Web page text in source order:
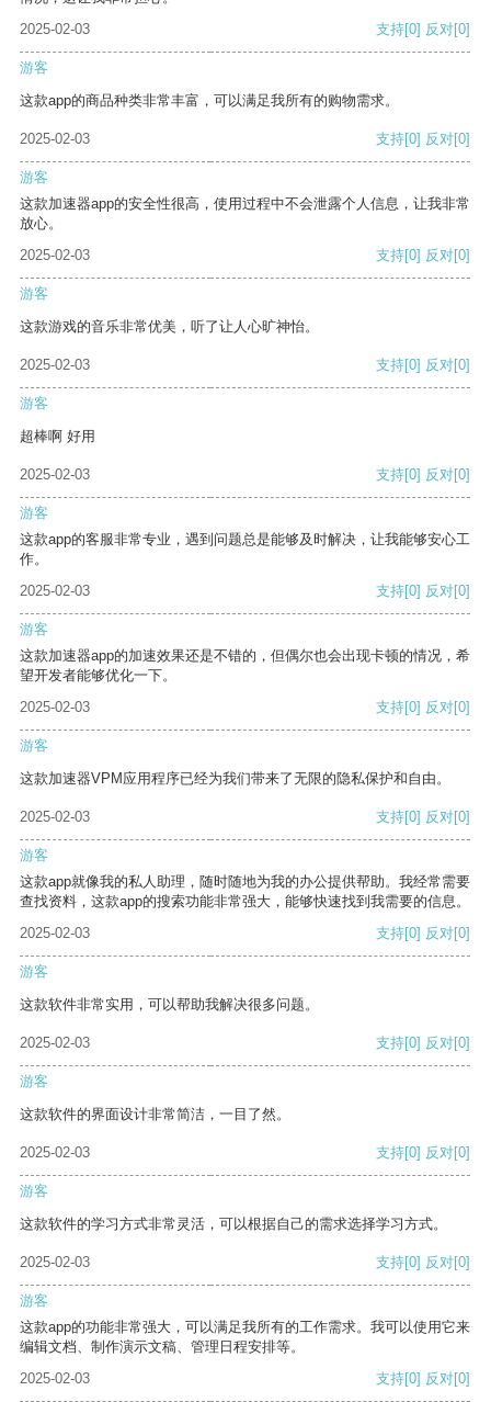
2025-02-03
支持[0] 反对[0]
游客
这款app的商品种类非常丰富，可以满足我所有的购物需求。
2025-02-03 支持[0] 反对[0]
游客
这款加速器app的安全性很高，使用过程中不会泄露个人信息，让我非常
放心。
2025-02-03
支持[0] 反对[0]
游客
这款游戏的音乐非常优美，听了让人心旷神怡。
2025-02-03 支持[0] 反对[0]
游客
超棒啊 好用
2025-02-03 支持[0] 反对[0]
游客
这款app的客服非常专业，遇到问题总是能够及时解决，让我能够安心工
作。
2025-02-03
支持[0] 反对[0]
游客
这款加速器app的加速效果还是不错的，但偶尔也会出现卡顿的情况，希
望开发者能够优化一下。
2025-02-03
支持[0] 反对[0]
游客
这款加速器VPM应用程序已经为我们带来了无限的隐私保护和自由。
2025-02-03 支持[0] 反对[0]
游客
这款app就像我的私人助理，随时随地为我的办公提供帮助。我经常需要
查找资料，这款app的搜索功能非常强大，能够快速找到我需要的信息。
2025-02-03
支持[0] 反对[0]
游客
这款软件非常实用，可以帮助我解决很多问题。
2025-02-03 支持[0] 反对[0]
游客
这款软件的界面设计非常简洁，一目了然。
2025-02-03 支持[0] 反对[0]
游客
这款软件的学习方式非常灵活，可以根据自己的需求选择学习方式。
2025-02-03 支持[0] 反对[0]
游客
这款app的功能非常强大，可以满足我所有的工作需求。我可以使用它来
编辑文档、制作演示文稿、管理日程安排等。
2025-02-03
支持[0] 反对[0]